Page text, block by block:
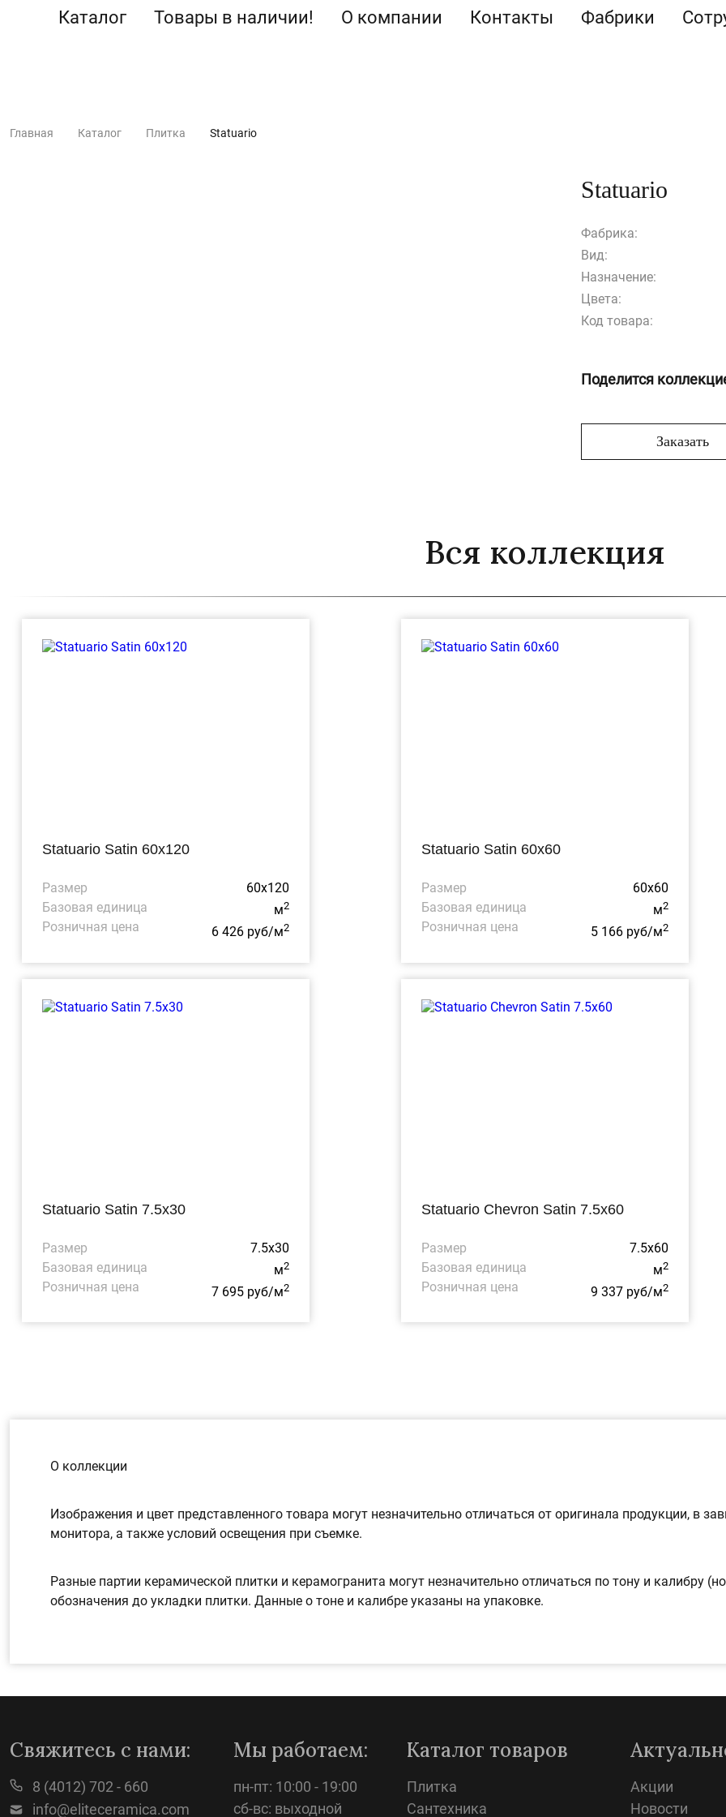
Каталог Товары в наличии! О компании Контакты Фабрики
Главная Каталог Плитка Statuario
Statuario
Фабрика:
Вид:
Назначение:
Цвета:
Код товара:
Поделится
Заказать
Вся коллекция
Statuario Satin 60x120
60x120
Размер
м2
Базовая единица
6 426 руб/м2
Розничная цена
Statuario Satin 60x60
60x60
Размер
м2
Базовая единица
5 166 руб/м2
Розничная цена
Statuario Satin 7.5x30
7.5x30
Размер
м2
Базовая единица
7 695 руб/м2
Розничная цена
Statuario Chevron Satin 7.5x60
7.5x60
Размер
м2
Базовая единица
9 337 руб/м2
Розничная цена
О коллекции
Изображения и цвет представленного товара могут незначительно отличаться от оригинала продукции, в
монитора, а также условий освещения при съемке.
Разные партии керамической плитки и керамогранита могут незначительно отличаться по тону и калибру
обозначения до укладки плитки. Данные о тоне и калибре указаны на упаковке.
Свяжитесь с нами:
8 (4012) 702 - 660
info@eliteceramica.com
Мы работаем:
пн-пт: 10:00 - 19:00
сб-вс: выходной
Каталог товаров
Плитка
Сантехника
Акции
Новости